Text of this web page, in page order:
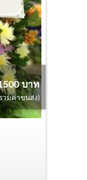
บาท
วมค่าขนส่ง)